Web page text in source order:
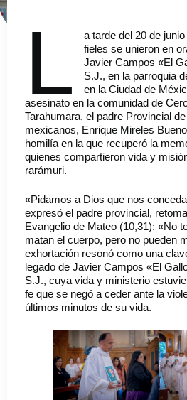
L
a tarde del 20 de
fieles se unieron en
Javier Campos «El
S.J., en la parroquia
en la Ciudad de
asesinato en la comunidad de
Tarahumara, el padre Provincial
mexicanos, Enrique Mireles
homilía en la que recuperó la
quienes compartieron vida y
rarámuri.
«Pidamos a Dios que nos
expresó el padre provincial,
Evangelio de Mateo (10,31): «No
matan el cuerpo, pero no pueden
exhortación resonó como una
legado de Javier Campos «El
S.J., cuya vida y ministerio
fe que se negó a ceder ante la
últimos minutos de su vida.